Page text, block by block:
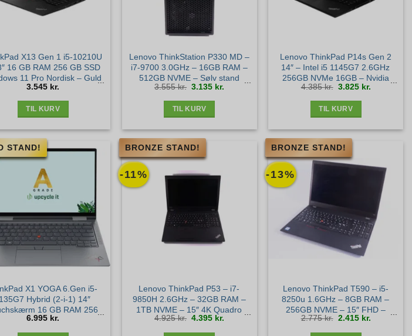
X13 Gen 1 i5-10210U
16 GB RAM 256 GB SSD
11 Pro Nordisk – Guld
stand
3.545 kr.
TIL KURV
Lenovo ThinkStation P330 MD –
i7-9700 3.0GHz – 16GB RAM –
512GB NVME – Sølv stand
3.555kr. Den
oprindelige
pris
3.135 kr.
TIL KURV
Lenovo ThinkPad P14s Gen 2
14″ – Intel i5 1145G7 2.6GHz
256GB NVMe 16GB – Nvidia
T500 – Win11 Pro – Sølv stand
4.385kr. Den
oprindelige
pris
3.825 kr.aktuelle
pris
TIL KURV
STAND!
X1 YOGA 6.Gen i5-
Hybrid (2-i-1) 14″
16 GB RAM 256
GB SSD Windows 11 Pro
Nordisk – Guld stand
6.995 kr.
-11%
BRONZE STAND!
Lenovo ThinkPad P53 – i7-
9850H 2.6GHz – 32GB RAM –
1TB NVME – 15″ 4K Quadro
T1000 4GB – Bronze stand
4.925kr. Den
oprindelige
pris
4.395 kr.
-13%
BRONZE STAND!
Lenovo ThinkPad T590 – i5-
8250u 1.6GHz – 8GB RAM –
256GB NVME – 15″ FHD –
Bronze stand
2.775kr. Den
oprindelige
pris
2.415 kr.Den
aktuelle
pris